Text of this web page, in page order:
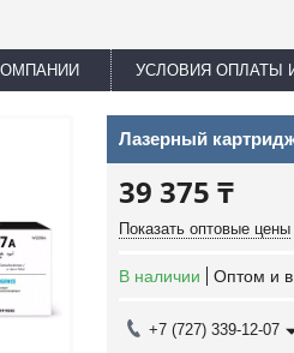
УСЛОВИЯ ОПЛАТЫ
Лазерный
39 375 ₸
Показать оптовые цены
В наличии Оптом и
+7 (727) 339-12-07